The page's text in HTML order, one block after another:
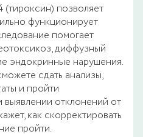
позволяет
функционирует
помогает
диффузный
эндокринные нарушения.
сдать анализы,
и пройти
выявлении отклонений от
как скорректировать
пройти.